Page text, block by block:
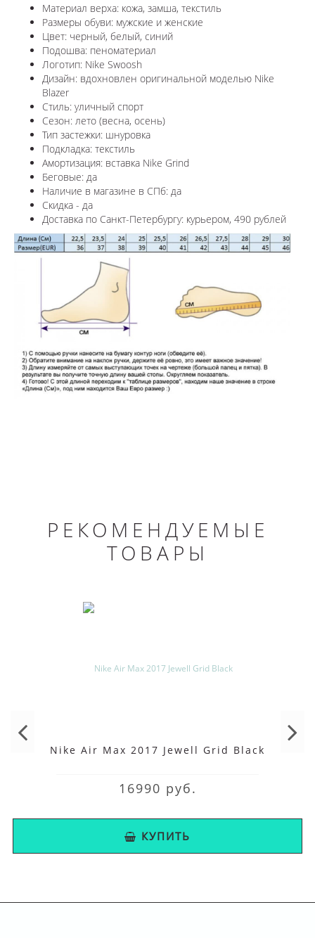
Материал верха: кожа, замша, текстиль
Размеры обуви: мужские и женские
Цвет: черный, белый, синий
Подошва: пеноматериал
Логотип: Nike Swoosh
Дизайн: вдохновлен оригинальной моделью Nike
Blazer
Стиль: уличный спорт
Сезон: лето (весна, осень)
Тип застежки: шнуровка
Подкладка: текстиль
Амортизация: вставка Nike Grind
Беговые: да
Наличие в магазине в СПб: да
Скидка - да
Доставка по Санкт-Петербургу: курьером, 490 рублей
РЕКОМЕНДУЕМЫЕ
ТОВАРЫ
Nike Air Max 2017 Jewell Grid Black
16990 руб.
КУПИТЬ